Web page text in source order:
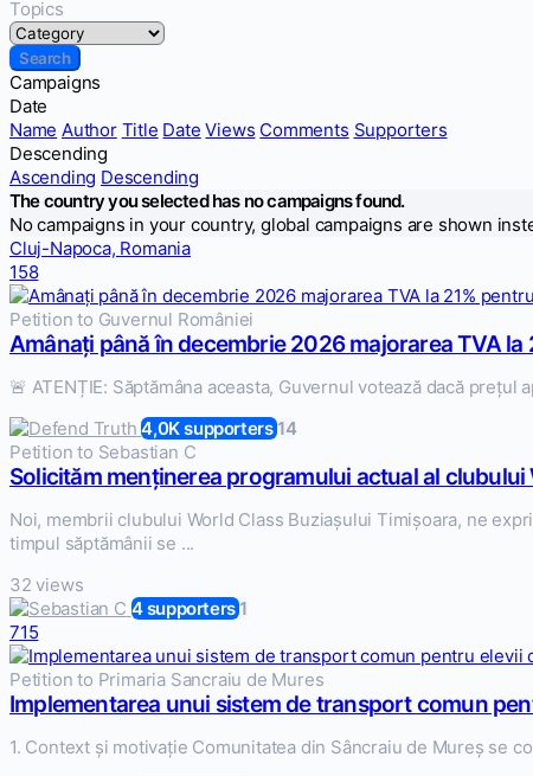
Topics
Campaigns
Date
Name Author Title Date Views Comments Supporters
Descending
Ascending Descending
The country you selected has no campaigns found.
No campaigns in your country, global campaigns are shown
Cluj-Napoca, Romania
158
Petition to Guvernul României
Amânați până în decembrie 2026 majorarea TVA la
🚨 ATENȚIE: Săptămâna aceasta, Guvernul votează dacă prețul
4,0K supporters14
Petition to Sebastian C
Solicităm menținerea programului actual al
Noi, membrii clubului World Class Buziașului Timișoara, ne
timpul săptămânii se ...
32 views
4 supporters1
715
Petition to Primaria Sancraiu de Mures
Implementarea unui sistem de transport comun
1. Context și motivație Comunitatea din Sâncraiu de Mureș se